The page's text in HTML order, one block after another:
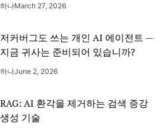
하나March 27, 2026
저커버그도 쓰는 개인 AI 에이전트 —
지금 귀사는 준비되어 있습니까?
하나June 2, 2026
RAG: AI 환각을 제거하는 검색 증강
생성 기술